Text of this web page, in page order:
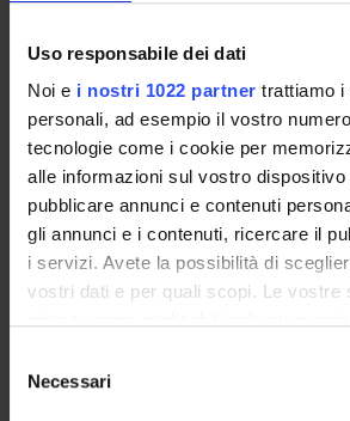
Uso responsabile dei dati
Noi e i nostri 1022 partner trattiamo i
personali, ad esempio il vostro
tecnologie come i cookie per
alle informazioni sul vostro dispositivo
pubblicare annunci e contenuti
gli annunci e i contenuti, ricercare il
i servizi. Avete la possibilità di
vostri dati e per quali scopi. Le vostre
modificare o revocare il proprio
momento dalla Dichiarazione sui
delNecessari
Come iscriversi
Insegnamenti
Calendario didattico
Orario lezioni
Piani didattici
Calendario esami
Bacheca avvisi
Proposte tesi e stage
Organi collegiali e di governo